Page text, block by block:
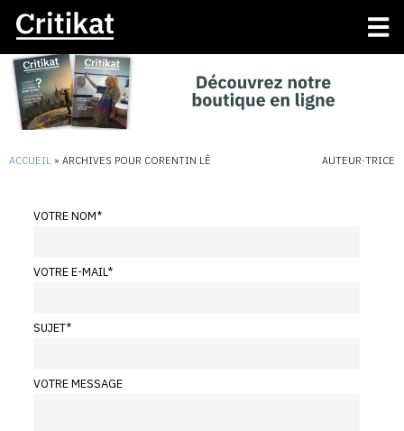
ACCUEIL » ARCHIVES POUR CORENTIN LÊ AUTEUR·TRICE
VOTRE NOM*
VOTRE E-MAIL*
SUJET*
VOTRE MESSAGE